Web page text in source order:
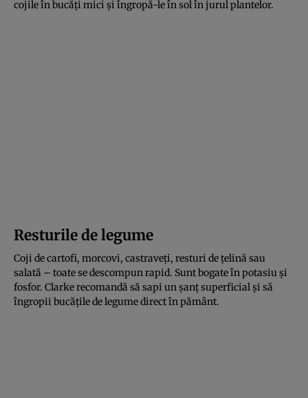
cojile în bucăți mici și îngropă-le în sol în jurul plantelor.
Resturile de legume
Coji de cartofi, morcovi, castraveți, resturi de țelină sau
salată – toate se descompun rapid. Sunt bogate în potasiu și
fosfor. Clarke recomandă să sapi un șanț superficial și să
îngropii bucățile de legume direct în pământ.